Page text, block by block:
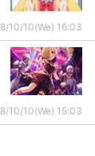
10/10(We) 16:03
10/10(We) 15:03